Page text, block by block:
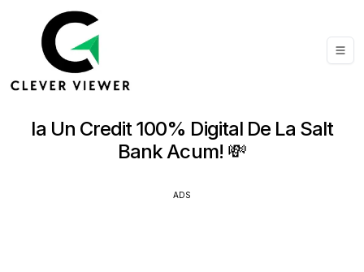
Ia Un Credit 100% Digital De La Salt
Bank Acum! 💸
ADS